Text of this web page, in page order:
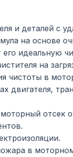
и деталей с
на основе
его идеальную
на
в
двигателя,
отсек
в